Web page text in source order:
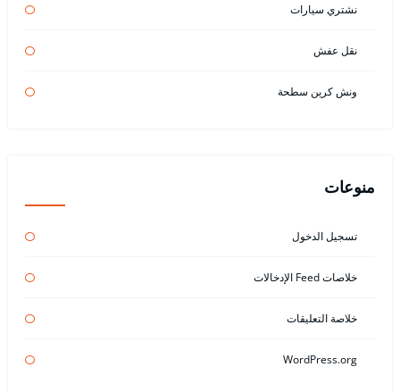
نشتري سيارات
نقل عفش
ونش كرين سطحة
منوعات
تسجيل الدخول
خلاصات Feed الإدخالات
خلاصة التعليقات
WordPress.org